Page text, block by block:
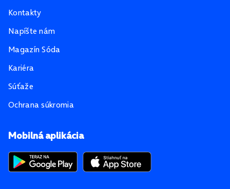
Mobilná aplikácia
Kontakty
Napíšte nám
Magazín Sóda
Kariéra
Súťaže
Ochrana súkromia